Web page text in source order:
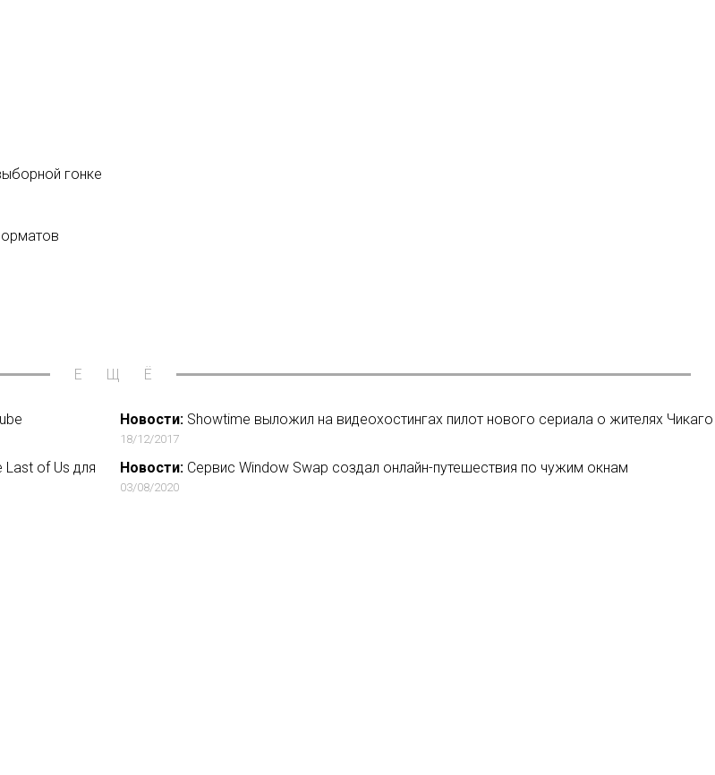
гонке
ЕЩЁ
Новости:Showtime выложил на видеохостингах пилот нового сериала о жителях Чикаго
18/12/2017
Last of Us для
Новости:Сервис Window Swap создал онлайн-путешествия по чужим окнам
03/08/2020